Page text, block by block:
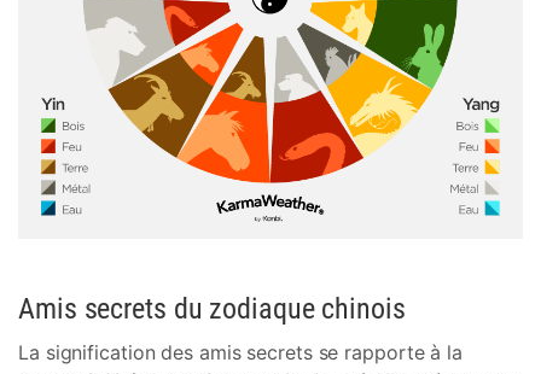
Amis secrets du zodiaque chinois
La signification des amis secrets se rapporte à la